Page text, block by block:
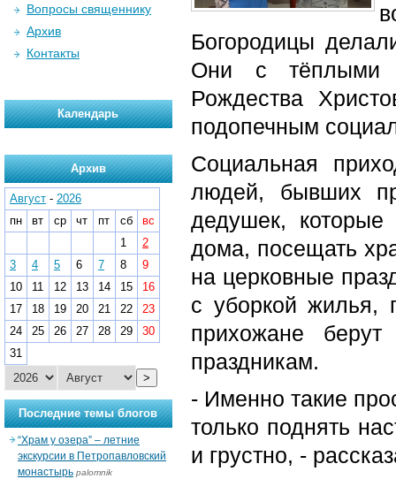
Богородицы
Они с тёплыми
Рождества
подопечным
Социальная
людей, бывших
дедушек,
дома, посещать
на церковные
с уборкой жилья,
прихожане
праздникам.
- Именно такие
только поднять
и грустно, -
Вопросы священнику
Архив
Контакты
Календарь
Архив
Август - 2026
пн
вт ср чт пт сб
вс
1
2
3
4 5 6 7 8
9
10
11 12 13 14 15
16
17
18 19 20 21 22
23
24
25 26 27 28 29
30
31
>
Последние темы блогов
“Храм у озера” – летние
экскурсии в Петропавловский
монастырь palomnik